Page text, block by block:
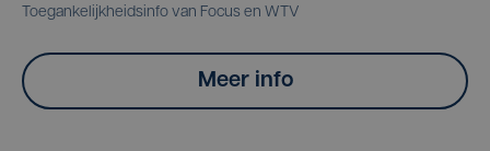
Toegankelijkheidsinfo van Focus en WTV
Meer info